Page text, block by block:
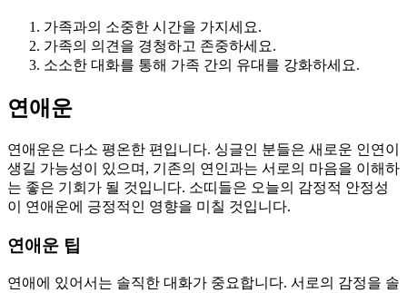
가족과의 소중한 시간을 가지세요.
가족의 의견을 경청하고 존중하세요.
소소한 대화를 통해 가족 간의 유대를 강화하세요.
연애운
연애운은 다소 평온한 편입니다. 싱글인 분들은 새로운 인연이
생길 가능성이 있으며, 기존의 연인과는 서로의 마음을 이해하
는 좋은 기회가 될 것입니다. 소띠들은 오늘의 감정적 안정성
이 연애운에 긍정적인 영향을 미칠 것입니다.
연애운 팁
연애에 있어서는 솔직한 대화가 중요합니다. 서로의 감정을 솔